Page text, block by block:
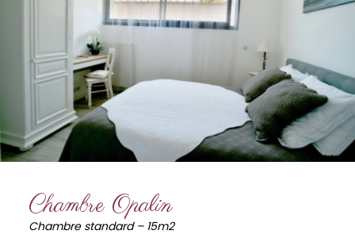
Chambre Opalin
Chambre standard – 15m2